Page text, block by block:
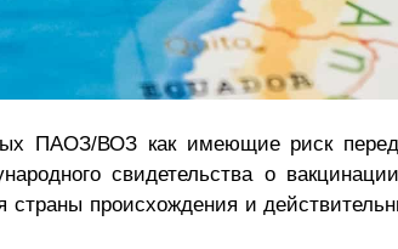
ПАОЗ/ВОЗ как имеющие риск
свидетельства о
страны происхождения и